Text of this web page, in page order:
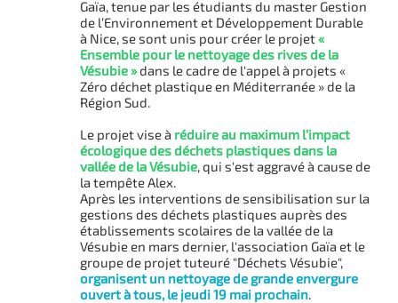
Gaïa, tenue par les étudiants du master Gestion
de l’Environnement et Développement Durable
à Nice, se sont unis pour créer le projet«
Ensemble pour le nettoyage des rives de la
Vésubie »dans le cadre de l'appel à projets «
Zéro déchet plastique en Méditerranée » de la
Région Sud.
Le projet vise à réduire au maximum l’impact
écologique des déchets plastiques dans la
vallée de la Vésubie, qui s'est aggravé à cause de
la tempête Alex.
Après les interventions de sensibilisation sur la
gestions des déchets plastiques auprès des
établissements scolaires de la vallée de la
Vésubie en mars dernier, l'association Gaïa et le
groupe de projet tuteuré "Déchets Vésubie",
organisent un nettoyage de grande envergure
ouvert à tous, le jeudi 19 mai prochain.